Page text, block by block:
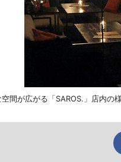
間が広がる「SAROS.」店内の